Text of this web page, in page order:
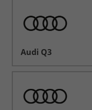
Audi Q3